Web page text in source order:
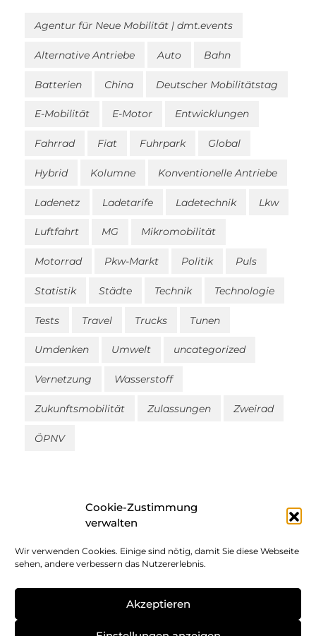
Cookie-Zustimmung
verwalten
Wir verwenden Cookies. Einige sind nötig, damit Sie diese Webseite
sehen, andere verbessern das Nutzererlebnis.
Akzeptieren
Agentur für Neue Mobilität | dmt.events
Alternative Antriebe Auto Bahn
Batterien China Deutscher Mobilitätstag
E-Mobilität E-Motor Entwicklungen
Fahrrad Fiat Fuhrpark Global
Hybrid Kolumne Konventionelle Antriebe
Ladenetz Ladetarife Ladetechnik Lkw
Luftfahrt MG Mikromobilität
Motorrad Pkw-Markt Politik Puls
Statistik Städte Technik Technologie
Tests Travel Trucks Tunen
Umdenken Umwelt uncategorized
Vernetzung Wasserstoff
Zukunftsmobilität Zulassungen Zweirad
ÖPNV
Impressum
Datenschutz